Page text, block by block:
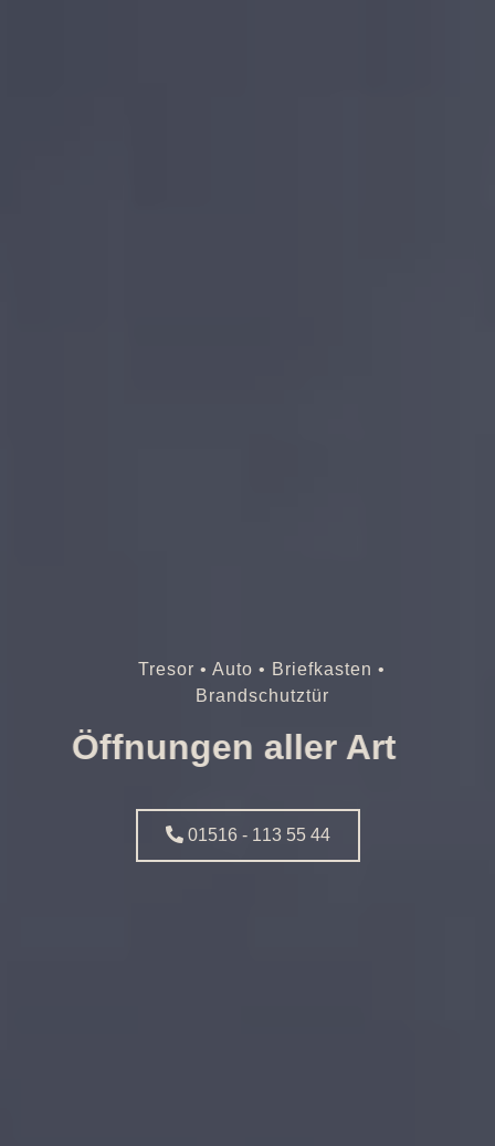
Tresor • Auto • Briefkasten •
Brandschutztür
Öffnungen aller Art
01516 - 113 55 44